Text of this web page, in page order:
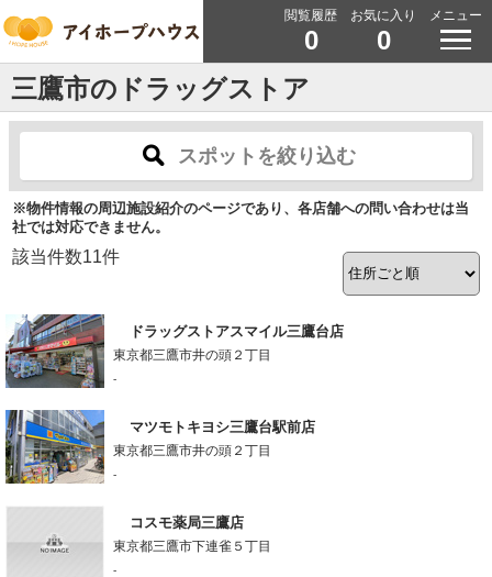
閲覧履歴
0
お気に入り
0
メニュー
三鷹市のドラッグストア
スポットを絞り込む
※物件情報の周辺施設紹介のページであり、各店舗への問い合わせは当
社では対応できません。
該当件数11件
ドラッグストアスマイル三鷹台店
東京都三鷹市井の頭２丁目
-
マツモトキヨシ三鷹台駅前店
東京都三鷹市井の頭２丁目
-
コスモ薬局三鷹店
東京都三鷹市下連雀５丁目
-